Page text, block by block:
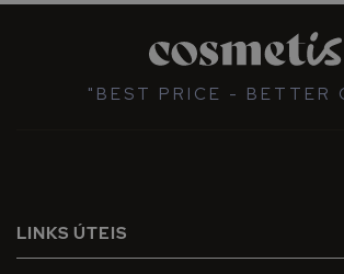
"BEST PRICE - BETTER
LINKS ÚTEIS